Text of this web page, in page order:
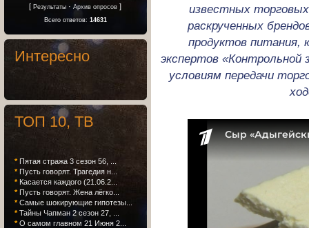
известных
раскрученных
продуктов
экспертов
условиям передачи
[Результаты ·Архив опросов ]
Всего ответов: 14631
Интересно
ТОП 10, ТВ
* Пятая стража 3 сезон 56, ...
* Пусть говорят. Трагедия н...
* Касается каждого (21.06.2...
* Пусть говорят. Жена лёгко...
* Самые шокирующие гипотезы...
* Тайны Чапман 2 сезон 27, ...
* О самом главном 21 Июня 2...